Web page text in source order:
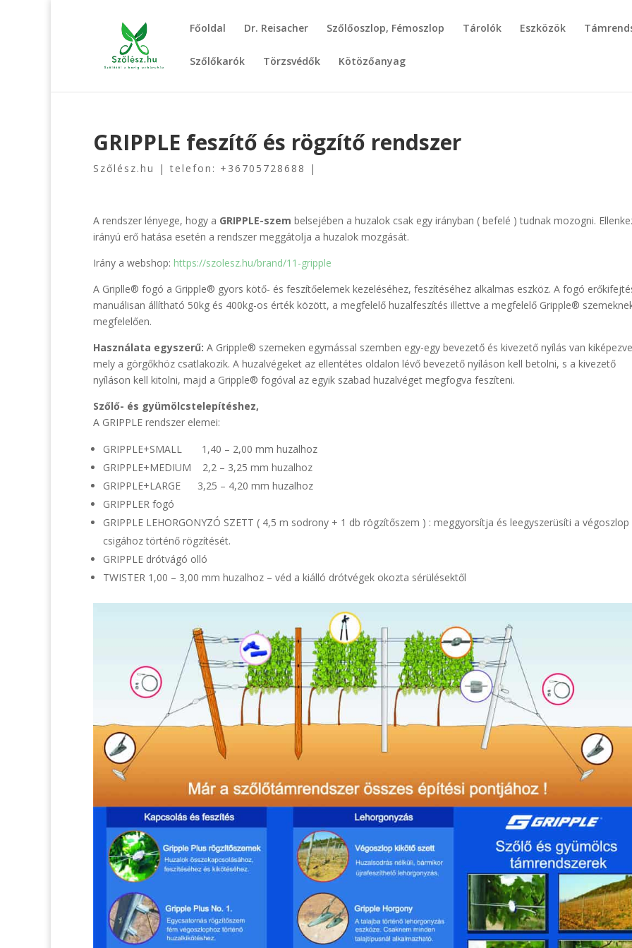
Főoldal Dr. Reisacher Szőlőoszlop, Fémoszlop Tárolók Eszközök
Szőlőkarók Törzsvédők Kötözőanyag
GRIPPLE feszítő és rögzítő rendszer
Szőlész.hu | telefon: +36705728688 |
A rendszer lényege, hogy a GRIPPLE-szem belsejében a huzalok csak egy irányban ( befelé ) tudnak mozogni.
irányú erő hatása esetén a rendszer meggátolja a huzalok mozgását.
Irány a webshop: https://szolesz.hu/brand/11-gripple
A Griplle® fogó a Gripple® gyors kötő- és feszítőelemek kezeléséhez, feszítéséhez alkalmas eszköz. A fogó
manuálisan állítható 50kg és 400kg-os érték között, a megfelelő huzalfeszítés illettve a megfelelő Gripple®
megfelelően.
Használata egyszerű: A Gripple® szemeken egymással szemben egy-egy bevezető és kivezető nyílás van
mely a görgőkhöz csatlakozik. A huzalvégeket az ellentétes oldalon lévő bevezető nyíláson kell betolni, s a kivezető
nyíláson kell kitolni, majd a Gripple® fogóval az egyik szabad huzalvéget megfogva feszíteni.
Szőlő- és gyümölcstelepítéshez,
A GRIPPLE rendszer elemei:
GRIPPLE+SMALL 1,40 – 2,00 mm huzalhoz
GRIPPLE+MEDIUM 2,2 – 3,25 mm huzalhoz
GRIPPLE+LARGE 3,25 – 4,20 mm huzalhoz
GRIPPLER fogó
GRIPPLE LEHORGONYZÓ SZETT ( 4,5 m sodrony + 1 db rögzítőszem ) : meggyorsítja és leegyszerüsíti a végoszlop
csigához történő rögzítését.
GRIPPLE drótvágó olló
TWISTER 1,00 – 3,00 mm huzalhoz – véd a kiálló drótvégek okozta sérülésektől